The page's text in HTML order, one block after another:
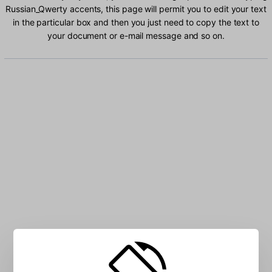
Russian_Qwerty accents, this page will permit you to edit your text
in the particular box and then you just need to copy the text to
your document or e-mail message and so on.
Type Russian_Qwerty characters into the box: